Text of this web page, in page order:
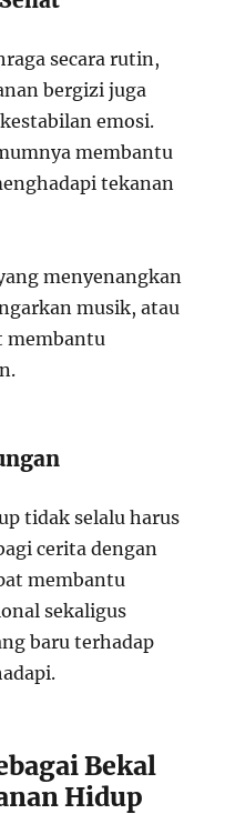
secara rutin,
bergizi juga
emosi.
membantu
tekanan
menyenangkan
musik, atau
membantu
tidak selalu harus
cerita dengan
membantu
sekaligus
baru terhadap
Bekal
Hidup